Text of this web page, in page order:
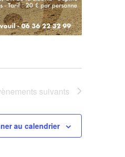
suivants
au calendrier